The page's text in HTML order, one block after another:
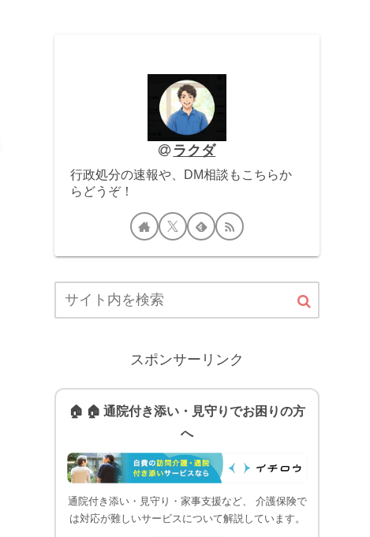
ラクダ
行政処分の速報や、DM相談もこちらか
らどうぞ！
スポンサーリンク
🏠 🏠 通院付き添い・見守りでお困りの方
へ
通院付き添い・見守り・家事支援など、 介護保険で
は対応が難しいサービスについて解説しています。